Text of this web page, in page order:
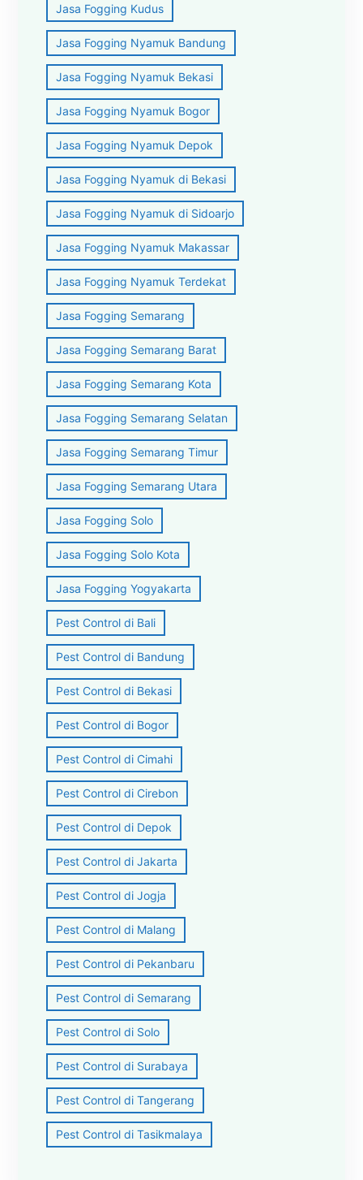
Jasa Fogging Kudus
Jasa Fogging Nyamuk Bandung
Jasa Fogging Nyamuk Bekasi
Jasa Fogging Nyamuk Bogor
Jasa Fogging Nyamuk Depok
Jasa Fogging Nyamuk di Bekasi
Jasa Fogging Nyamuk di Sidoarjo
Jasa Fogging Nyamuk Makassar
Jasa Fogging Nyamuk Terdekat
Jasa Fogging Semarang
Jasa Fogging Semarang Barat
Jasa Fogging Semarang Kota
Jasa Fogging Semarang Selatan
Jasa Fogging Semarang Timur
Jasa Fogging Semarang Utara
Jasa Fogging Solo
Jasa Fogging Solo Kota
Jasa Fogging Yogyakarta
Pest Control di Bali
Pest Control di Bandung
Pest Control di Bekasi
Pest Control di Bogor
Pest Control di Cimahi
Pest Control di Cirebon
Pest Control di Depok
Pest Control di Jakarta
Pest Control di Jogja
Pest Control di Malang
Pest Control di Pekanbaru
Pest Control di Semarang
Pest Control di Solo
Pest Control di Surabaya
Pest Control di Tangerang
Pest Control di Tasikmalaya